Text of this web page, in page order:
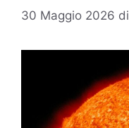
30 Maggio 2026 di